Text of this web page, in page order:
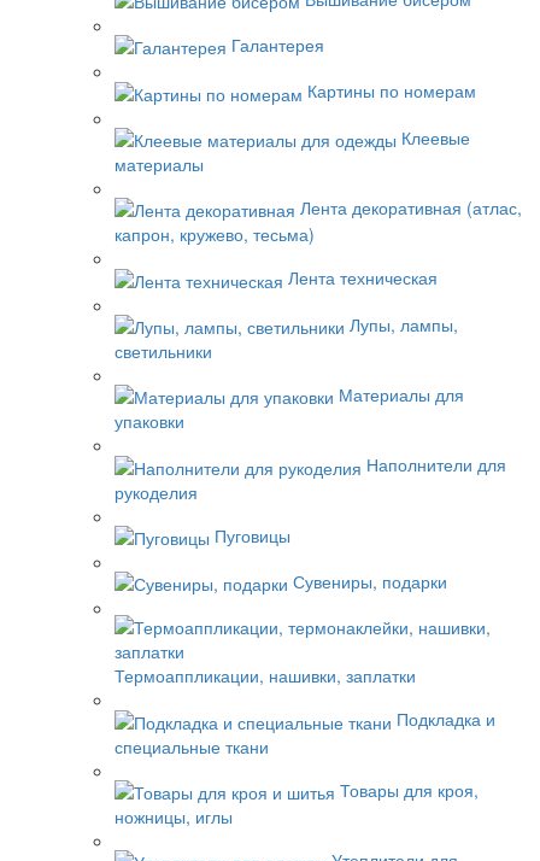
Галантерея
Картины по номерам
Клеевые
материалы
Лента декоративная (атлас,
капрон, кружево, тесьма)
Лента техническая
Лупы, лампы,
светильники
Материалы для
упаковки
Наполнители для
рукоделия
Пуговицы
Сувениры, подарки
Термоаппликации, нашивки, заплатки
Подкладка и
специальные ткани
Товары для кроя,
ножницы, иглы